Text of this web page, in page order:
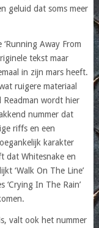
geluid dat soms meer
Away From
tekst maar
in zijn mars heeft.
ruigere materiaal
wordt hier
nummer dat
riffs en een
karakter
dat Whitesnake en
‘Walk On The Line’
‘Crying In The Rain’
valt ook het nummer